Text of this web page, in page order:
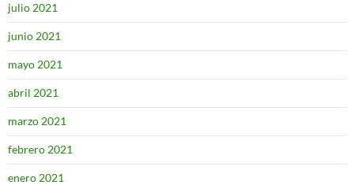
julio 2021
junio 2021
mayo 2021
abril 2021
marzo 2021
febrero 2021
enero 2021